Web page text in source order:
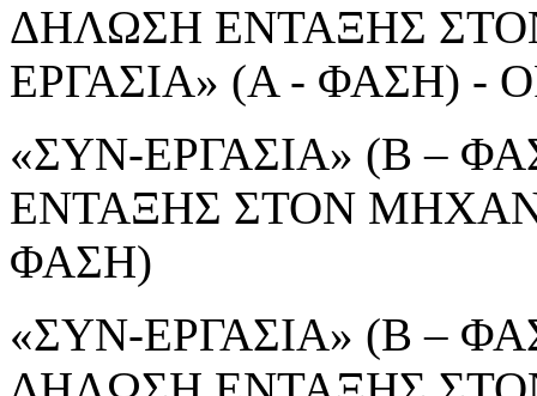
ΔΗΛΩΣΗ ΕΝΤΑΞΗΣ
ΕΡΓΑΣΙΑ» (Α - ΦΑΣΗ)
«ΣΥΝ-ΕΡΓΑΣΙΑ» (Β –
ΕΝΤΑΞΗΣ ΣΤΟΝ
ΦΑΣΗ)
«ΣΥΝ-ΕΡΓΑΣΙΑ» (Β –